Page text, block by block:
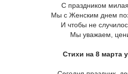
С праздником
Мы с Женским днем
И чтобы не
Мы уважаем,
Стихи на 8 марта